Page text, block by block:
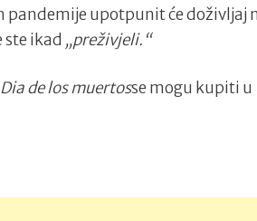
pandemije upotpunit će doživljaj
ste ikad „preživjeli.“
Dia de los muertosse mogu kupiti u